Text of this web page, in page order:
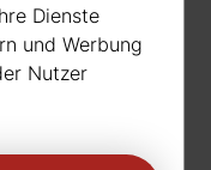
Dienste
und Werbung
Nutzer